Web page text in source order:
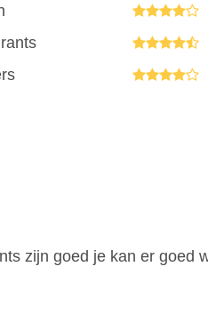
zijn goed je kan er goed